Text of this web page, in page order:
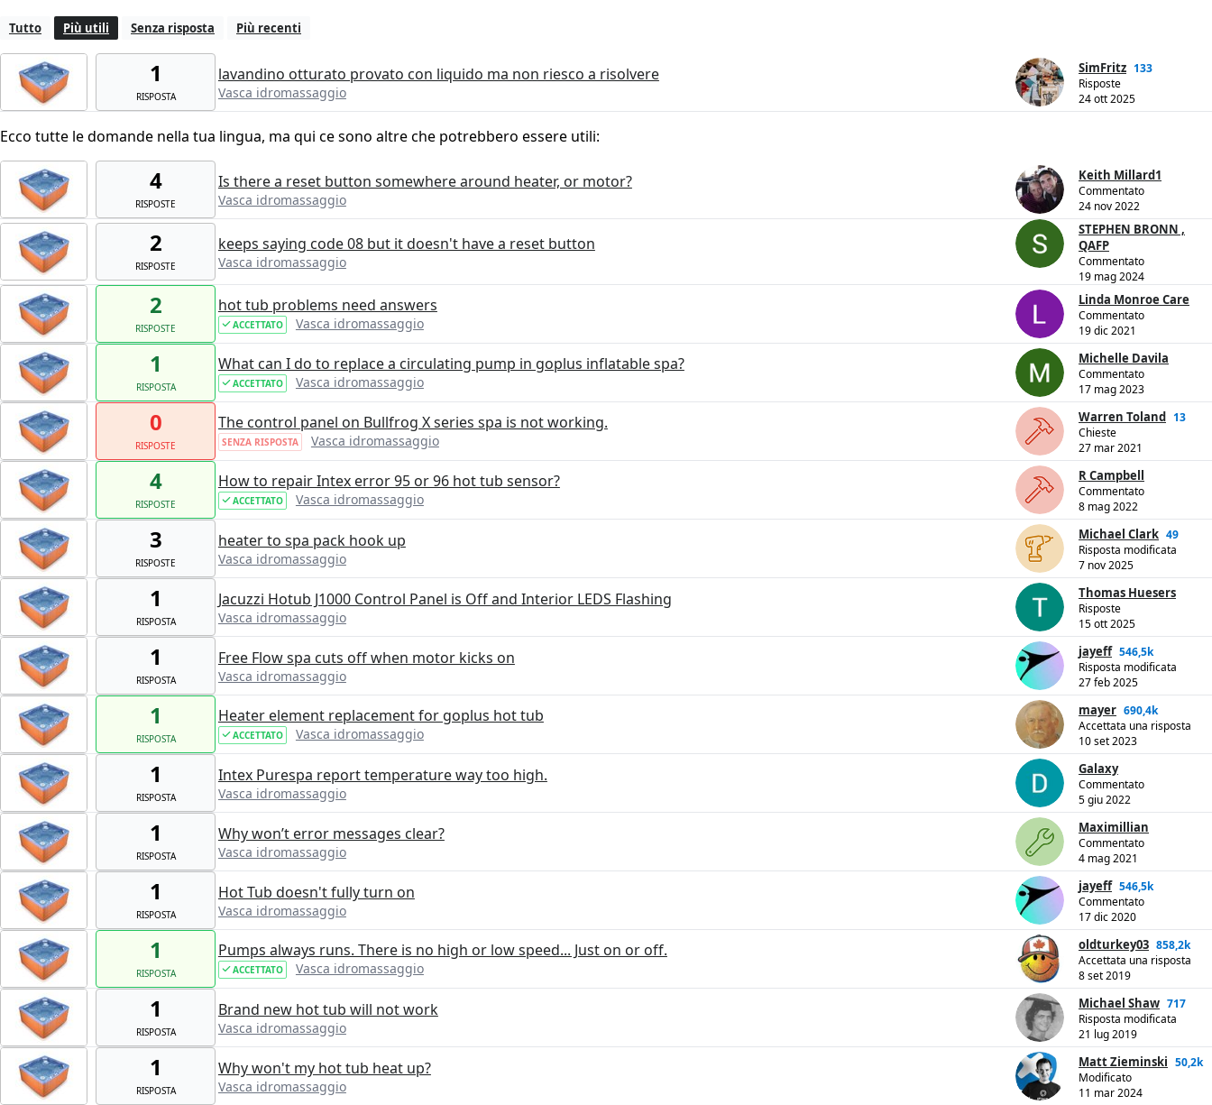
Tutto Più utili Senza risposta Più recenti
1
RISPOSTA
lavandino otturato provato con liquido ma non riesco a risolvere
Vasca idromassaggio
SimFritz 133
Risposte
24 ott 2025
Ecco tutte le domande nella tua lingua, ma qui ce sono altre che potrebbero essere utili:
4
RISPOSTE
Is there a reset button somewhere around heater, or motor?
Vasca idromassaggio
Keith Millard1
Commentato
24 nov 2022
2
RISPOSTE
keeps saying code 08 but it doesn't have a reset button
Vasca idromassaggio
STEPHEN BRONN ,
QAFP
Commentato
19 mag 2024
2
RISPOSTE
hot tub problems need answers
ACCETTATO Vasca idromassaggio
Linda Monroe Care
Commentato
19 dic 2021
1
RISPOSTA
What can I do to replace a circulating pump in goplus inflatable spa?
ACCETTATO Vasca idromassaggio
Michelle Davila
Commentato
17 mag 2023
0
RISPOSTE
The control panel on Bullfrog X series spa is not working.
SENZA RISPOSTA Vasca idromassaggio
Warren Toland 13
Chieste
27 mar 2021
4
RISPOSTE
How to repair Intex error 95 or 96 hot tub sensor?
ACCETTATO Vasca idromassaggio
R Campbell
Commentato
8 mag 2022
3
RISPOSTE
heater to spa pack hook up
Vasca idromassaggio
Michael Clark 49
Risposta modificata
7 nov 2025
1
RISPOSTA
Jacuzzi Hotub J1000 Control Panel is Off and Interior LEDS Flashing
Vasca idromassaggio
Thomas Huesers
Risposte
15 ott 2025
1
RISPOSTA
Free Flow spa cuts off when motor kicks on
Vasca idromassaggio
jayeff 546,5k
Risposta modificata
27 feb 2025
1
RISPOSTA
Heater element replacement for goplus hot tub
ACCETTATO Vasca idromassaggio
mayer 690,4k
Accettata una risposta
10 set 2023
1
RISPOSTA
Intex Purespa report temperature way too high.
Vasca idromassaggio
Galaxy
Commentato
5 giu 2022
1
RISPOSTA
Why won’t error messages clear?
Vasca idromassaggio
Maximillian
Commentato
4 mag 2021
1
RISPOSTA
Hot Tub doesn't fully turn on
Vasca idromassaggio
jayeff 546,5k
Commentato
17 dic 2020
1
RISPOSTA
Pumps always runs. There is no high or low speed... Just on or off.
ACCETTATO Vasca idromassaggio
oldturkey03 858,2k
Accettata una risposta
8 set 2019
1
RISPOSTA
Brand new hot tub will not work
Vasca idromassaggio
Michael Shaw 717
Risposta modificata
21 lug 2019
1
RISPOSTA
Why won't my hot tub heat up?
Vasca idromassaggio
Matt Zieminski 50,2k
Modificato
11 mar 2024